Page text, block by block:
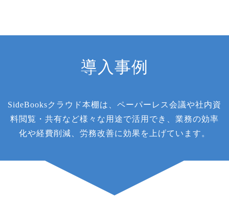
導入事例
SideBooksクラウド本棚は、ペーパーレス会議や社内資
料閲覧・共有など様々な用途で活用でき、業務の効率
化や経費削減、労務改善に効果を上げています。